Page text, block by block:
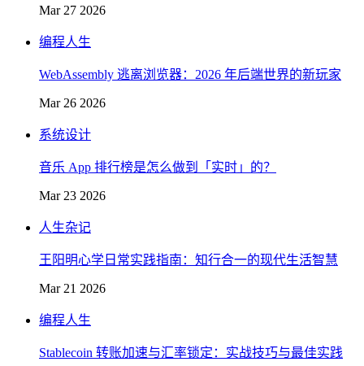
Mar 27 2026
编程人生
WebAssembly 逃离浏览器：2026 年后端世界的新玩家
Mar 26 2026
系统设计
音乐 App 排行榜是怎么做到「实时」的？
Mar 23 2026
人生杂记
王阳明心学日常实践指南：知行合一的现代生活智慧
Mar 21 2026
编程人生
Stablecoin 转账加速与汇率锁定：实战技巧与最佳实践